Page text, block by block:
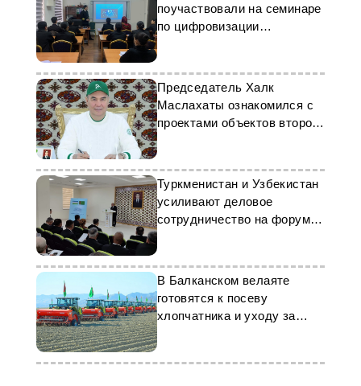
поучаствовали на семинаре
по цифровизации
Транскаспийского
транспортного коридора
Председатель Халк
Маслахаты ознакомился с
проектами объектов второй
очереди застройки Аркадаг-
сити
Туркменистан и Узбекистан
усиливают деловое
сотрудничество на форуме
в Дашогузе
В Балканском велаяте
готовятся к посеву
хлопчатника и уходу за
пшеницей